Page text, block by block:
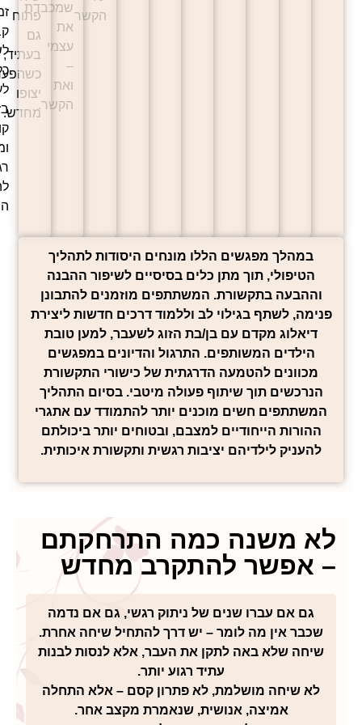
שמכבדת
פתוח
גם
בעתיד,
כשהפערים
יצופו
מחדש.
זמנים
קבועים
לשיחה,
כלים
לעצירה
בזמן
קונפליקט,
הצמיחה.
במהלך מפגשים הללו מונחים היסודות לתהליך
הטיפולי, תוך מתן כלים בסיסיים לשיפור ההבנה
בתקשורת. המשתתפים מוזמנים להתבונן
לשתף בגילוי לב וללמוד דרכים חדשות ליצירת
דיאלוג מקדם עם בן/בת הזוג לשעבר, למען טובת
הילדים המשותפים. התרגול והדיונים במפגשים
מכוונים להטמעה הדרגתית של כישורי התקשורת
תוך שיתוף פעולה מיטבי. בסיום התהליך
חשים מוכנים יותר להתמודד עם אתגרי
הייחודיים למצבם, ובטוחים יותר ביכולתם
לילדיהם יציבות רגשית ותקשורת איכותית.
משנה כמה התרחקתם
אפשר להתקרב מחדש
גם אם עברו שנים של ניתוק רגשי, גם אם נדמה
אין מה לומר – יש דרך להתחיל שיחה אחרת.
שלא באה לתקן את העבר, אלא לנסות לבנות
עתיד רגוע יותר.
לא שיחה מושלמת, לא פתרון קסם – אלא התחלה
אמיצה, אנושית, שנאמרת מקצב אחר.